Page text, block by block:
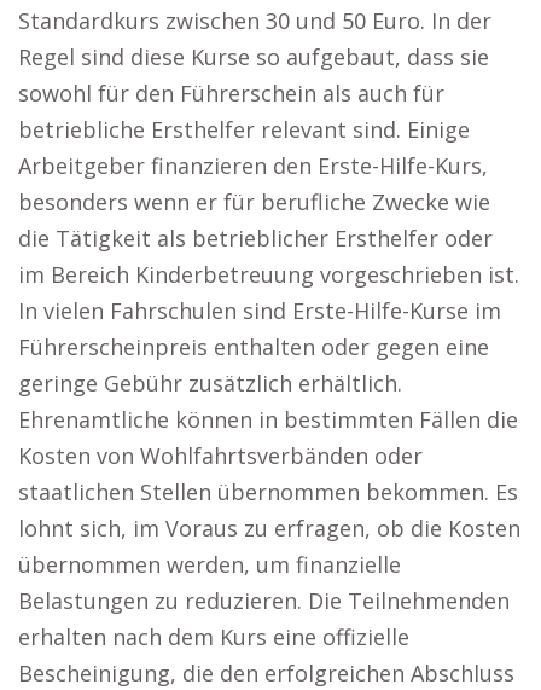
Standardkurs zwischen 30 und 50 Euro. In der
Regel sind diese Kurse so aufgebaut, dass sie
sowohl für den Führerschein als auch für
betriebliche Ersthelfer relevant sind. Einige
Arbeitgeber finanzieren den Erste-Hilfe-Kurs,
besonders wenn er für berufliche Zwecke wie
die Tätigkeit als betrieblicher Ersthelfer oder
im Bereich Kinderbetreuung vorgeschrieben ist.
In vielen Fahrschulen sind Erste-Hilfe-Kurse im
Führerscheinpreis enthalten oder gegen eine
geringe Gebühr zusätzlich erhältlich.
Ehrenamtliche können in bestimmten Fällen die
Kosten von Wohlfahrtsverbänden oder
staatlichen Stellen übernommen bekommen. Es
lohnt sich, im Voraus zu erfragen, ob die Kosten
übernommen werden, um finanzielle
Belastungen zu reduzieren. Die Teilnehmenden
erhalten nach dem Kurs eine offizielle
Bescheinigung, die den erfolgreichen Abschluss